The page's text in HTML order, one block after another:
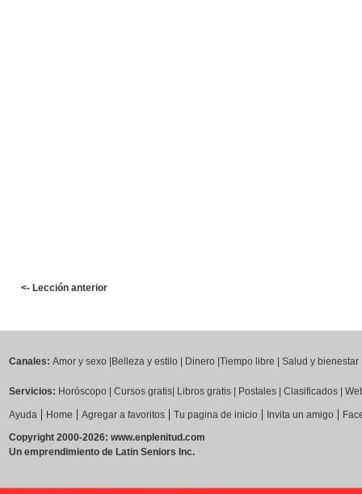
<- Lección anterior
Canales: Amor y sexo Belleza y estilo Dinero Tiempo libre Salud y bienestar
Servicios: Horóscopo Cursos gratis Libros gratis Postales Clasificados
Ayuda | Home | Agregar a favoritos | Tu pagina de inicio | Invita un amigo |
Copyright 2000-2026: www.enplenitud.com
Un emprendimiento de Latin Seniors Inc.